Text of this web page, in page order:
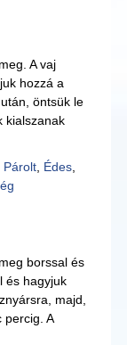
A vaj
hozzá a
öntsük le
kialszanak
Párolt, Édes,
borssal és
és hagyjuk
majd,
percig. A